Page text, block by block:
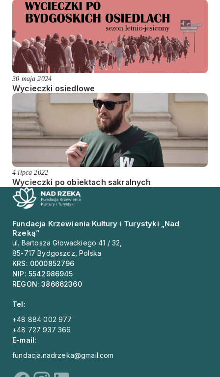
30 maja 2024
Wycieczki osiedlowe
4 lipca 2022
Wycieczki po obiektach sakralnych
Fundacja Krzewienia Kultury i Turystyki „Nad
Rzeką”
ul. Bartosza Głowackiego 41 / 32,
85-717 Bydgoszcz, Polska
KRS: 0000852796
NIP: 5542986945
REGON: 386662360
Tel:
+48 884 002 977
+48 727 937 366
E-mail:
fundacja.nadrzeka@gmail.com